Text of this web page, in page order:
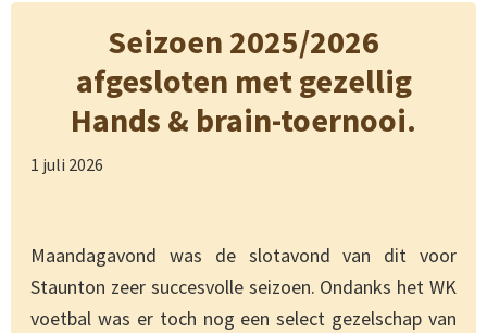
Seizoen 2025/2026
afgesloten met gezellig
Hands & brain-toernooi.
1 juli 2026
Maandagavond was de slotavond van dit voor
Staunton zeer succesvolle seizoen. Ondanks het WK
voetbal was er toch nog een select gezelschap van